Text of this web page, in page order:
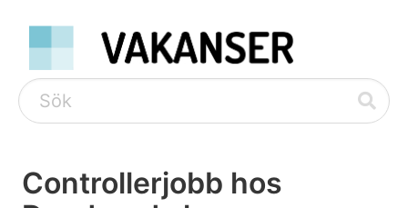
Controllerjobb hos